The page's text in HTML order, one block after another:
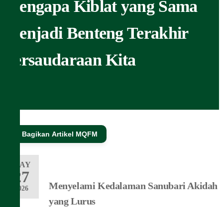
Mengapa Kiblat yang Sama
Menjadi Benteng Terakhir
Persaudaraan Kita
🔗 Bagikan Artikel MQFM
MAY
27
2026
Menyelami Kedalaman Sanubari Akidah
yang Lurus